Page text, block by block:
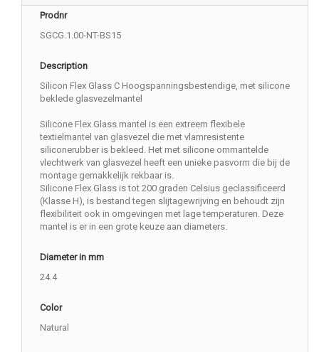
Prodnr
SGCG.1.00-NT-BS15
Description
Silicon Flex Glass C Hoogspanningsbestendige, met silicone
beklede glasvezelmantel
Silicone Flex Glass mantel is een extreem flexibele
textielmantel van glasvezel die met vlamresistente
siliconerubber is bekleed. Het met silicone ommantelde
vlechtwerk van glasvezel heeft een unieke pasvorm die bij de
montage gemakkelijk rekbaar is.
Silicone Flex Glass is tot 200 graden Celsius geclassificeerd
(Klasse H), is bestand tegen slijtagewrijving en behoudt zijn
flexibiliteit ook in omgevingen met lage temperaturen. Deze
mantel is er in een grote keuze aan diameters.
Diameter in mm
24.4
Color
Natural